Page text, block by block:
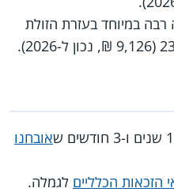
רבה במיוחד בעזרת הזולת
אובחנו
הזכאות הכלליים לגמלה.